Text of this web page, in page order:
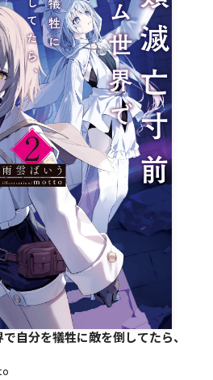
ングス
お問い合わせはこちら
バーラップノベルス
バーラップノベルスf
ロサージュノベルス
コミックガルド
自分を犠牲に敵を倒してたら、